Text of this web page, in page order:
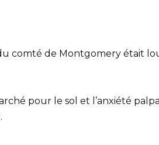
comté de Montgomery était
pour le sol et l’anxiété